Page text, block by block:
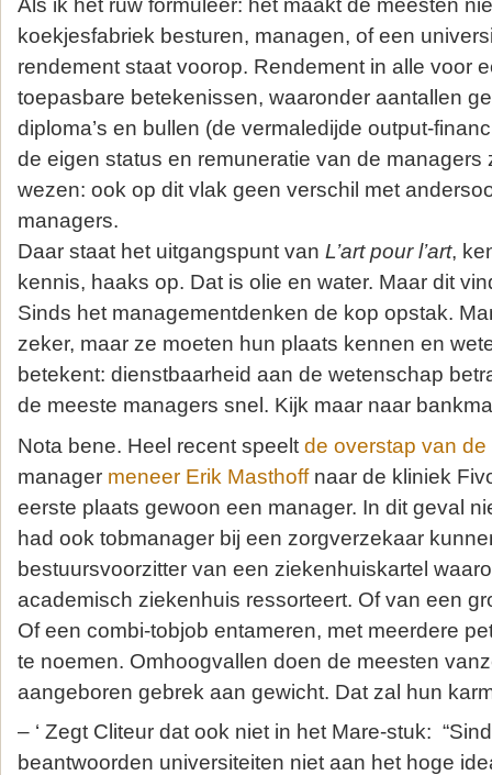
Als ik het ruw formuleer: het maakt de meesten
koekjesfabriek besturen, managen, of een
rendement staat voorop. Rendement in alle voor
toepasbare betekenissen, waaronder aantallen
diploma’s en bullen (de vermaledijde output-
de eigen status en remuneratie van de managers
wezen: ook op dit vlak geen verschil met
managers.
Daar staat het uitgangspunt van L’art pour l’art,
kennis, haaks op. Dat is olie en water. Maar dit
Sinds het managementdenken de kop opstak.
zeker, maar ze moeten hun plaats kennen en
betekent: dienstbaarheid aan de wetenschap
de meeste managers snel. Kijk maar naar
Nota bene. Heel recent speelt de overstap van
manager meneer Erik Masthoffnaar de kliniek
eerste plaats gewoon een manager. In dit geval
had ook tobmanager bij een zorgverzekaar
bestuursvoorzitter van een ziekenhuiskartel
academisch ziekenhuis ressorteert. Of van een
Of een combi-tobjob entameren, met meerdere
te noemen. Omhoogvallen doen de meesten
aangeboren gebrek aan gewicht. Dat zal hun
– ‘ Zegt Cliteur dat ook niet in het Mare-stuk:
beantwoorden universiteiten niet aan het hoge